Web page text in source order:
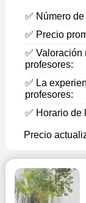
✅ Número
✅ Precio
✅ Valoración
profesores:
✅ La
profesores:
✅ Horario de
Precio